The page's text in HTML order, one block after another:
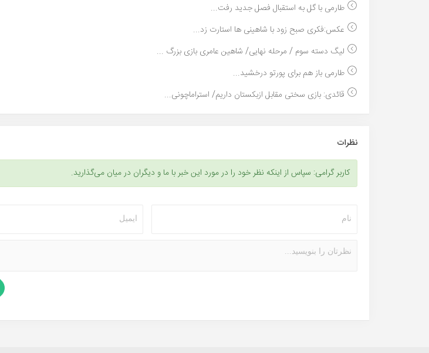
طارمی با گل به استقبال فصل جدید رفت...
عکس:فکری صبح زود با شاهینی ها استارت زد...
لیگ دسته سوم / مرحله نهایی/ شاهین عامری بازی بزرگ ...
طارمی باز هم برای پورتو درخشید...
قائدی: بازی سختی مقابل ازبکستان داریم/ استراماچونی...
نظرات
کاربر گرامی: سپاس از اینکه نظر خود را در مورد این خبر با ما و دیگران در میان می‌گذارید.